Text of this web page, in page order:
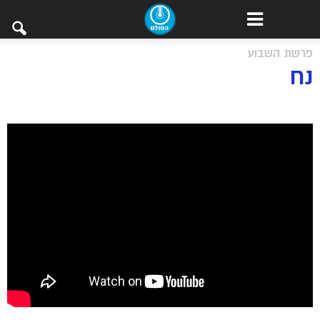
פרשת השבוע
נח